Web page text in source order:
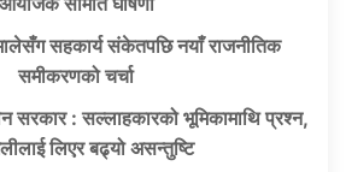
सहकार्य संकेतपछि नयाँ राजनीतिक
समीकरणको चर्चा
सरकार : सल्लाहकारको भूमिकामाथि प्रश्न,
लिएर बढ्यो असन्तुष्टि